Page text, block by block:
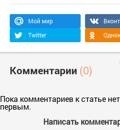
Мой мир
Twitter
Комментарии (0)
Пока комментариев к статье
первым.
Написать